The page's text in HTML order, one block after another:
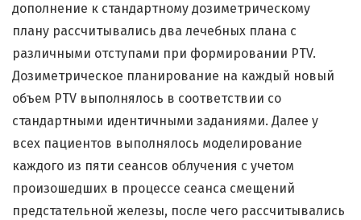
дополнение к стандартному дозиметрическому
плану рассчитывались два лечебных плана с
различными отступами при формировании PTV.
Дозиметрическое планирование на каждый новый
объем PTV выполнялось в соответствии со
стандартными идентичными заданиями. Далее у
всех пациентов выполнялось моделирование
каждого из пяти сеансов облучения с учетом
произошедших в процессе сеанса смещений
предстательной железы, после чего рассчитывались